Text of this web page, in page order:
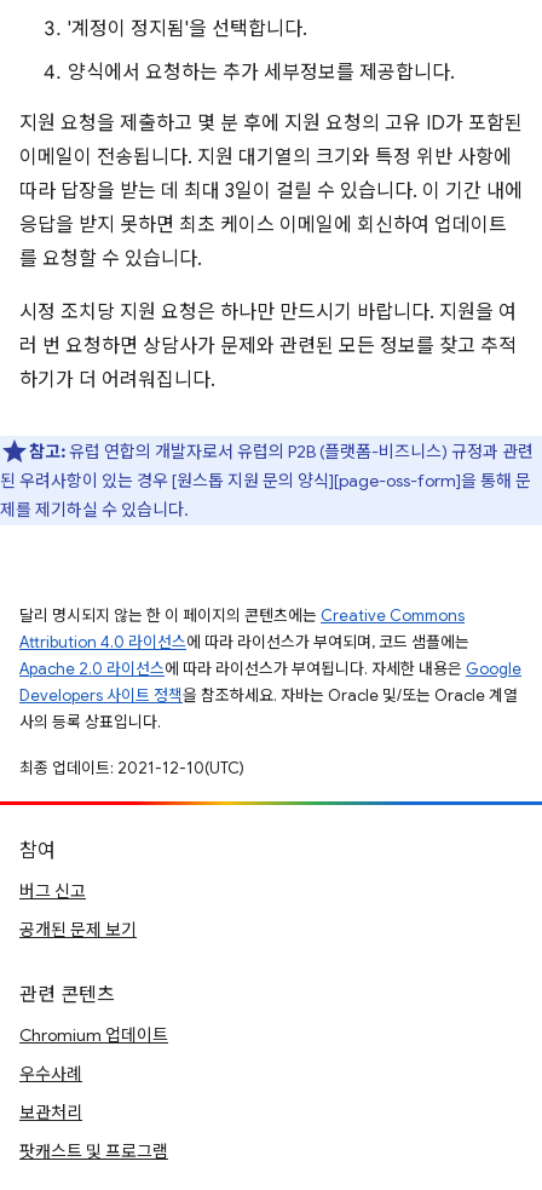
'계정이 정지됨'을 선택합니다.
양식에서 요청하는 추가 세부정보를 제공합니다.
지원 요청을 제출하고 몇 분 후에 지원 요청의 고유 ID가 포함된
이메일이 전송됩니다. 지원 대기열의 크기와 특정 위반 사항에
따라 답장을 받는 데 최대 3일이 걸릴 수 있습니다. 이 기간 내에
응답을 받지 못하면 최초 케이스 이메일에 회신하여 업데이트
를 요청할 수 있습니다.
시정 조치당 지원 요청은 하나만 만드시기 바랍니다. 지원을 여
러 번 요청하면 상담사가 문제와 관련된 모든 정보를 찾고 추적
하기가 더 어려워집니다.
참고:유럽 연합의 개발자로서 유럽의 P2B (플랫폼-비즈니스) 규정과 관련
된 우려사항이 있는 경우 [원스톱 지원 문의 양식][page-oss-form]을 통해 문
제를 제기하실 수 있습니다.
달리 명시되지 않는 한 이 페이지의 콘텐츠에는 Creative Commons
Attribution 4.0 라이선스에 따라 라이선스가 부여되며, 코드 샘플에는
Apache 2.0 라이선스에 따라 라이선스가 부여됩니다. 자세한 내용은 Google
Developers 사이트 정책을 참조하세요. 자바는 Oracle 및/또는 Oracle 계열
사의 등록 상표입니다.
최종 업데이트: 2021-12-10(UTC)
참여
버그 신고
공개된 문제 보기
관련 콘텐츠
Chromium 업데이트
우수사례
보관처리
팟캐스트 및 프로그램